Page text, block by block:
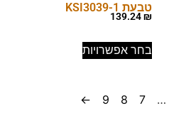
טבעת KSI3039-1
139.24₪
בחר אפשרויות
…
7
8
9
←